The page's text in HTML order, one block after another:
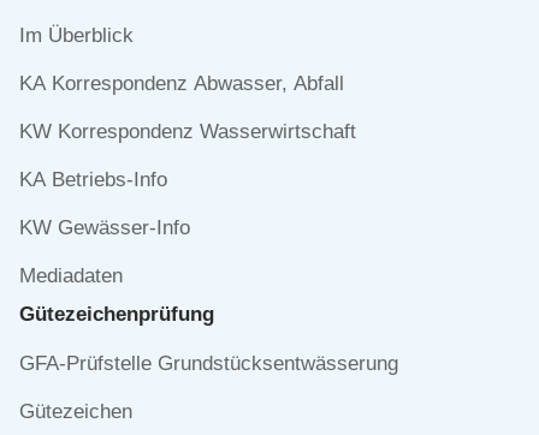
Navigation
Im Überblick
KA Korrespondenz Abwasser, Abfall
KW Korrespondenz Wasserwirtschaft
KA Betriebs-Info
KW Gewässer-Info
Mediadaten
Gütezeichen­prüfung
Navigation
GFA-Prüfstelle Grundstücksentwässerung
Gütezeichen